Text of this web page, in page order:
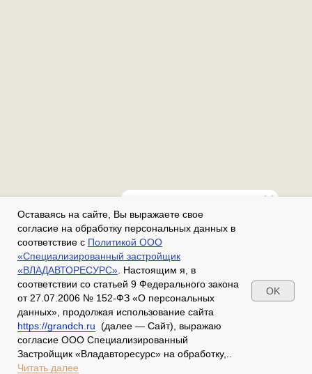
Гранд Чайковский
Здравствуйте! Напишите нам,
если у вас появятся вопросы.
Оставаясь на сайте, Вы выражаете свое
согласие на обработку персональных данных в
соответствие с Политикой ООО
«Специализированный застройщик
«ВЛАДАВТОРЕСУРС» . Настоящим я, в
соответствии со статьей 9 Федерального закона
от 27.07.2006 № 152-ФЗ «О персональных
данных», продолжая использование сайта
https://grandch.ru (далее — Сайт), выражаю
согласие ООО Специализированный
Застройщик «Владавторесурс» на обработку,..
Читать далее
OK